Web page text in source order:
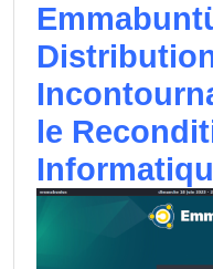
le